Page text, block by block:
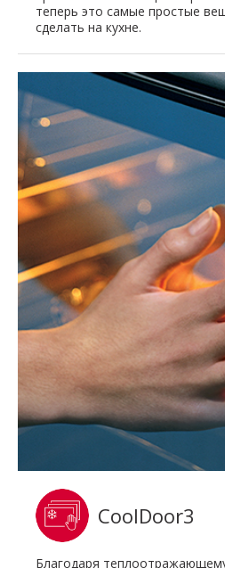
теперь это самые простые
сделать на кухне.
CoolDoor3
Благодаря